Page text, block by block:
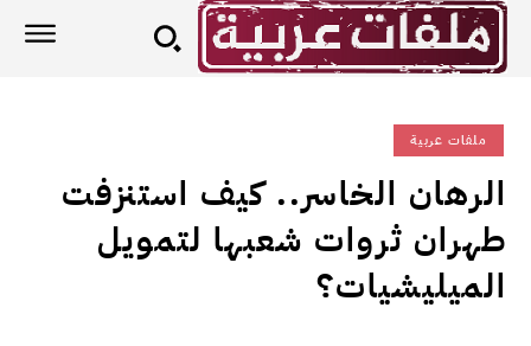
ملفات عربية
الرهان الخاسر.. كيف استنزفت
طهران ثروات شعبها لتمويل
الميليشيات؟